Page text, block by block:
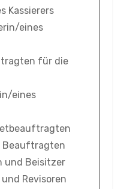
Kassierers
eines
für die
eines
Beauftragten
und Beisitzer
Revisoren